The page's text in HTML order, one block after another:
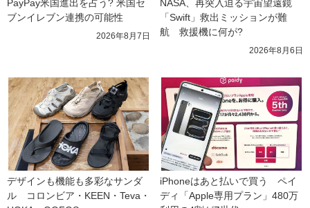
PayPay米国進出を占う? 米国セ
ブンイレブン連携の可能性
2026年8月7日
NASA、再突入迫る宇宙望遠鏡
「Swift」救出ミッションが難
航　救援機に何が?
2026年8月6日
デザインも機能も多彩なサンダ
ル　コロンビア・KEEN・Teva・
iPhoneはあと払いで買う　ペイ
ディ「Apple専用プラン」480万